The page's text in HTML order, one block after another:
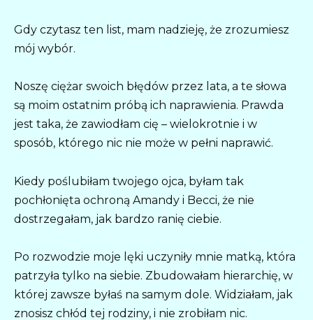
Gdy czytasz ten list, mam nadzieję, że zrozumiesz
mój wybór.
Noszę ciężar swoich błędów przez lata, a te słowa
są moim ostatnim próbą ich naprawienia. Prawda
jest taka, że zawiodłam cię – wielokrotnie i w
sposób, którego nic nie może w pełni naprawić.
Kiedy poślubiłam twojego ojca, byłam tak
pochłonięta ochroną Amandy i Becci, że nie
dostrzegałam, jak bardzo ranię ciebie.
Po rozwodzie moje lęki uczyniły mnie matką, która
patrzyła tylko na siebie. Zbudowałam hierarchię, w
której zawsze byłaś na samym dole. Widziałam, jak
znosisz chłód tej rodziny, i nie zrobiłam nic.